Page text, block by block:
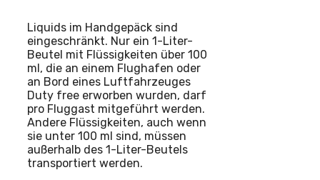
Liquids im Handgepäck sind
eingeschränkt. Nur ein 1-Liter-
Beutel mit Flüssigkeiten über 100
ml, die an einem Flughafen oder
an Bord eines Luftfahrzeuges
Duty free erworben wurden, darf
pro Fluggast mitgeführt werden.
Andere Flüssigkeiten, auch wenn
sie unter 100 ml sind, müssen
außerhalb des 1-Liter-Beutels
transportiert werden.